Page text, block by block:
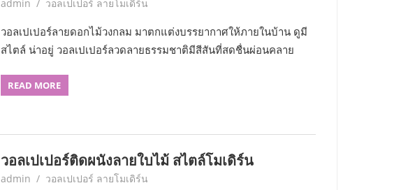
June 7, 2017
admin วอลเปเปอร์ ลายโมเดิร์น
วอลเปเปอร์ลายดอกไม้วงกลม มาตกแต่งบรรยากาศให้ภายในบ้าน ดูมี
สไตล์ น่าอยู่ วอลเปเปอร์ลวดลายธรรมชาติมีสีสันที่สดชื่นผ่อนคลาย
READ MORE
วอลเปเปอร์ติดผนังลายใบไม้ สไตล์โมเดิร์น
June 7, 2017
admin วอลเปเปอร์ ลายโมเดิร์น